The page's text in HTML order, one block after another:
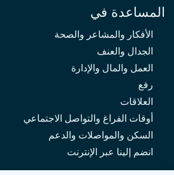
المساعدة في
الأفكار والمشاعر والصحة
الجدال والعنف
العمل والمال والإدارة
رفع
العلاقات
أوقات الفراغ والتواصل الاجتماعي
السكن والمواصلات والدعم
انضم إلينا عبر الإنترنت